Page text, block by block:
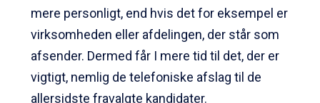
mere personligt, end hvis det for eksempel er
virksomheden eller afdelingen, der står som
afsender. Dermed får I mere tid til det, der er
vigtigt, nemlig de telefoniske afslag til de
allersidste fravalgte kandidater.